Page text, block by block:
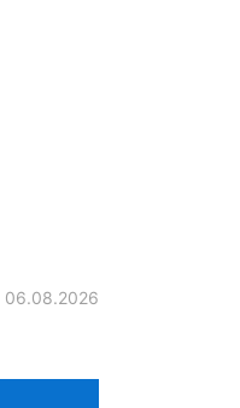
06.08.2026